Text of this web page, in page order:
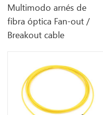
Multimodo arnés de
fibra óptica Fan-out /
Breakout cable